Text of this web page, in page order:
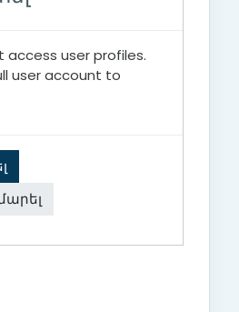
access user profiles.
user account to